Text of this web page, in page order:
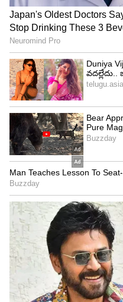
లభించడంతో.. ఏ కొత్త
సాధిస్తారు. విదేశాలకు
4